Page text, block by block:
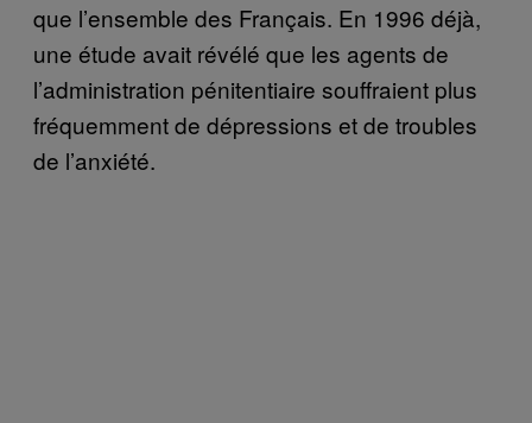
que l’ensemble des Français. En 1996 déjà,
une étude avait révélé que les agents de
l’administration pénitentiaire souffraient plus
fréquemment de dépressions et de troubles
de l’anxiété.